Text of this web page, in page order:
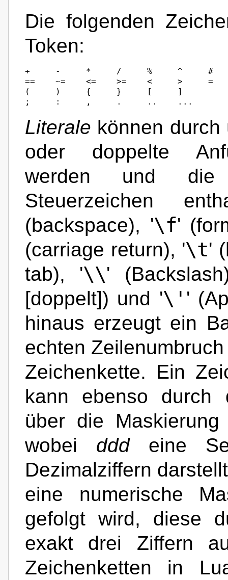
Die folgenden
Token:
+     -     *     /     %     ^     #
==    ~=    <=    >=    <     >     =
(     )     {     }     [     ]
;     :     ,     .     ..    ...
Literale können durch
oder doppelte
werden und die
Steuerzeichen
(backspace), '\f'
(carriage return), '\t'
tab), '\\'
[doppelt]) und '\' '
hinaus erzeugt ein
echten
Zeichenkette. Ein
kann ebenso durch
über die
wobei dddeine
Dezimalziffern
eine numerische
gefolgt wird, diese
exakt drei Ziffern
Zeichenketten in